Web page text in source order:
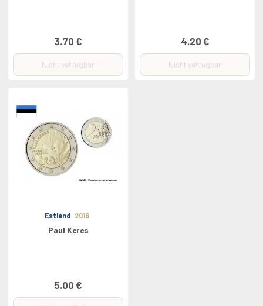
3.70 €
Nicht verfügbar
4.20 €
Nicht verfügbar
Estland 2016
Paul Keres
5.00 €